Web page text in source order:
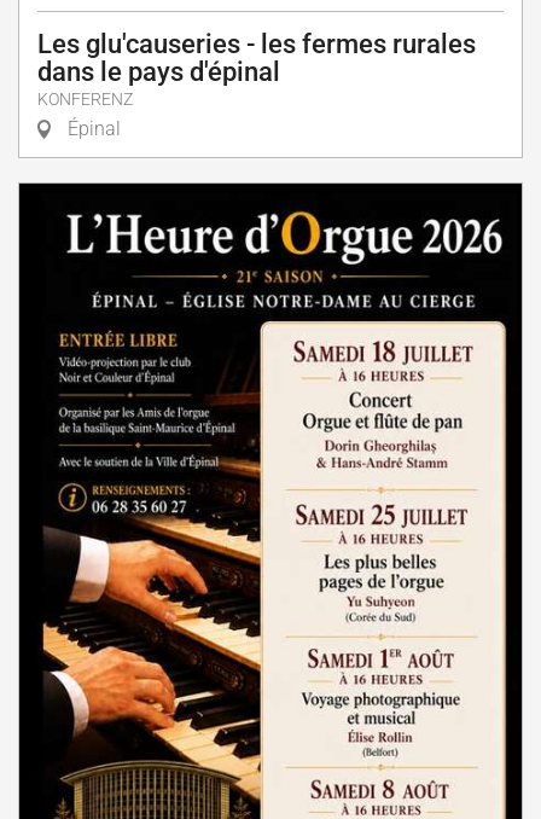
Les glu'causeries - les fermes rurales
dans le pays d'épinal
KONFERENZ
Épinal